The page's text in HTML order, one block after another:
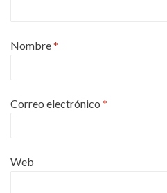
Nombre*
Correo electrónico *
Web